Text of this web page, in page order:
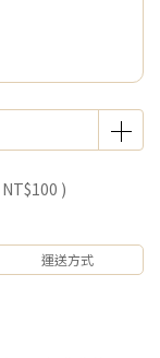
NT$100 )
運送方式